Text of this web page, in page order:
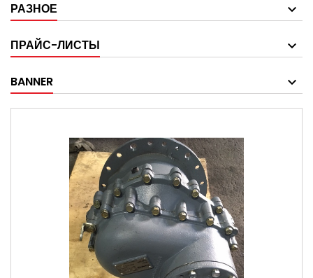
РАЗНОЕ
ПРАЙС-ЛИСТЫ
BANNER